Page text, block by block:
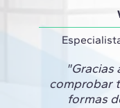
"Gracias
comprobar
formas